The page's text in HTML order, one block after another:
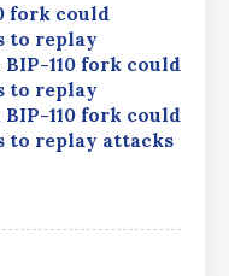
fork could
to replay
110 fork could
to replay
110 fork could
to replay attacks